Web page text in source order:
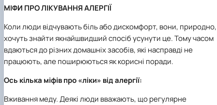
МІФИ ПРО ЛІКУВАННЯ АЛЕРГІЇ
Коли люди відчувають біль або дискомфорт, вони, природно,
хочуть знайти якнайшвидший спосіб усунути це. Тому часом
вдаються до різних домашніх засобів, які насправді не
працюють, але поширюються як корисні поради.
Ось кілька міфів про «ліки» від алергії:
Вживання меду. Деякі люди вважають, що регулярне